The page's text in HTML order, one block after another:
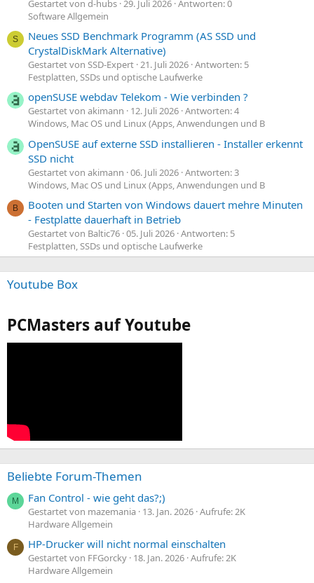
Gestartet von d-hubs 29. Juli 2026 Antworten: 0
Software Allgemein
S
Neues SSD Benchmark Programm (AS SSD und
CrystalDiskMark Alternative)
Gestartet von SSD-Expert 21. Juli 2026 Antworten: 5
Festplatten, SSDs und optische Laufwerke
openSUSE webdav Telekom - Wie verbinden ?
Gestartet von akimann 12. Juli 2026 Antworten: 4
Windows, Mac OS und Linux (Apps, Anwendungen und B
OpenSUSE auf externe SSD installieren - Installer erkennt
SSD nicht
Gestartet von akimann 06. Juli 2026 Antworten: 3
Windows, Mac OS und Linux (Apps, Anwendungen und B
B
Booten und Starten von Windows dauert mehre Minuten
- Festplatte dauerhaft in Betrieb
Gestartet von Baltic76 05. Juli 2026 Antworten: 5
Festplatten, SSDs und optische Laufwerke
Youtube Box
PCMasters auf Youtube
Beliebte Forum-Themen
M Fan Control - wie geht das?;)
Gestartet von mazemania 13. Jan. 2026 Aufrufe: 2K
Hardware Allgemein
F HP-Drucker will nicht normal einschalten
Gestartet von FFGorcky 18. Jan. 2026 Aufrufe: 2K
Hardware Allgemein